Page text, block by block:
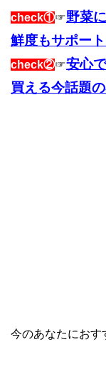
check①☞野菜
鮮度もサポー
check②☞安心
買える今話題
今のあなたにおす